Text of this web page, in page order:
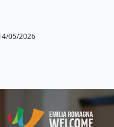
05/2026